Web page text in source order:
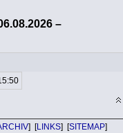
–
] [LINKS] [SITEMAP]